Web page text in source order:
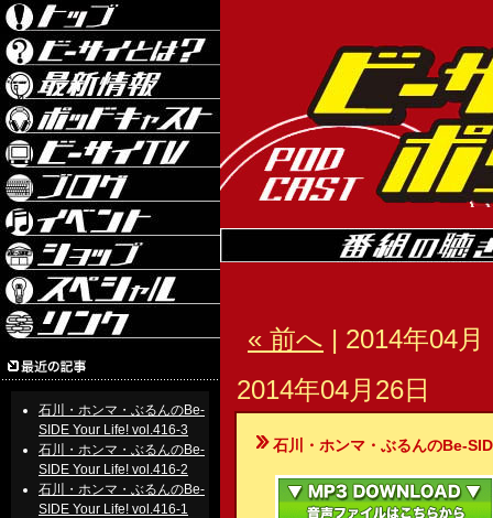
石川・ホンマ・ぶるんのBe-
SIDE Your Life! vol.416-3
石川・ホンマ・ぶるんのBe-
SIDE Your Life! vol.416-2
石川・ホンマ・ぶるんのBe-
SIDE Your Life! vol.416-1
« 前へ | 2014年04
2014年04月26日
石川・ホンマ・ぶるんのBe-